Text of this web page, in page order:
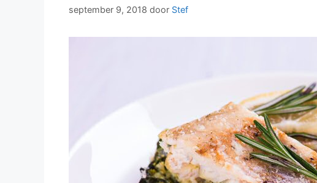
september 9, 2018 door Stef